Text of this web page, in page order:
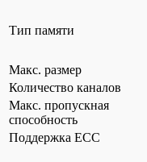
Тип памяти
Макс. размер
Количество каналов
Макс. пропускная
способность
Поддержка ECC